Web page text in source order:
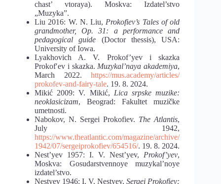
chast’ vtoraya). Moskva: Izdatel’stvo
„Muzyka”.
Liu 2016: W. N. Liu, Prokofiev’s Tales of old
grandmother, Op. 31: a performance and
pedagogical guide (Doctor thessis), USA:
University of Iowa.
Lyakhovich A. V. Prokof’yev i skazka
Prokofʹev i skazka. Muzykal’naya akademiya,
March 2022. https://mus.academy/articles/
prokofev-and-fairy-tale. 19. 8. 2024.
Mikić 2009: V. Мikić, Lica srpske muzike:
neoklasicizam, Beograd: Fakultet muzičke
umetnosti.
Nabokov, N. Sergei Prokofiev. The Atlantis,
July 1942,
https://www.theatlantic.com/magazine/archive/
1942/07/sergeiprokofiev/654516/. 19. 8. 2024.
Nest’yev 1957: I. V. Nest’yev, Prokof’yev,
Moskva: Gosudarstvennoye muzykal’noye
izdatel’stvo.
Nestyev 1946: I. V. Nestyev,Sergei Prokofiev: